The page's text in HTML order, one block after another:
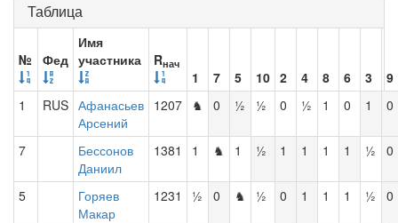
Таблица
№ Фед
Имя
участника
Rнач
1 7 5 10 2 4 8 6 3
9
1
RUS Афанасьев
Арсений
1207 ♞ 0 ½ ½ 0 ½ 1 0 1 0
7
Бессонов
Даниил
1381 1 ♞ 1 ½ 1 1 1 1 ½ 0
5
Горяев
Макар
1231 ½ 0 ♞ ½ 0 1 1 1 ½ 0